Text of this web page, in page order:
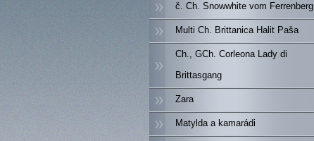
č. Ch. Snowwhite vom Ferrenberg
Multi Ch. Brittanica Halit Paša
Ch., GCh. Corleona Lady di
Brittasgang
Zara
Matylda a kamarádi